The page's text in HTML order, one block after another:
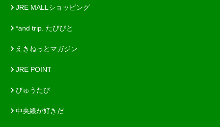
JRE MALLショッピング
*and trip. たびびと
えきねっとマガジン
JRE POINT
びゅうたび
中央線が好きだ